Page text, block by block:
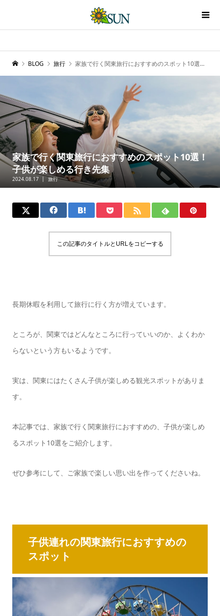
BLOG 旅行 家族で行く関東旅行におすすめのスポット10選！子供が楽しめる行き先集
家族で行く関東旅行におすすめのスポット10選！
子供が楽しめる行き先集
2024.08.17 旅行
この記事のタイトルとURLをコピーする
長期休暇を利用して旅行に行く方が増えています。
ところが、関東ではどんなところに行っていいのか、よくわか
らないという方もいるようです。
実は、関東にはたくさん子供が楽しめる観光スポットがありま
す。
本記事では、家族で行く関東旅行におすすめの、子供が楽しめ
るスポット10選をご紹介します。
ぜひ参考にして、ご家族で楽しい思い出を作ってくださいね。
子供連れの関東旅行におすすめの
スポット